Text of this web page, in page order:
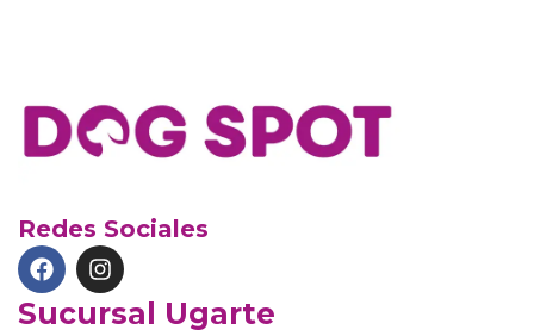
Redes Sociales
Sucursal Ugarte